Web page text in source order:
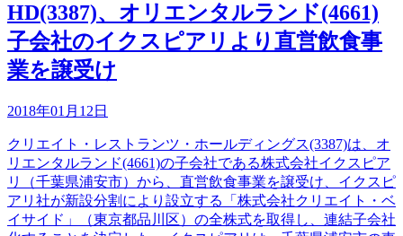
HD(3387)、オリエンタルランド(4661)
子会社のイクスピアリより直営飲食事
業を譲受け
2018年01月12日
クリエイト・レストランツ・ホールディングス(3387)は、オ
リエンタルランド(4661)の子会社である株式会社イクスピア
リ（千葉県浦安市）から、直営飲食事業を譲受け、イクスピ
アリ社が新設分割により設立する「株式会社クリエイト・ベ
イサイド」（東京都品川区）の全株式を取得し、連結子会社